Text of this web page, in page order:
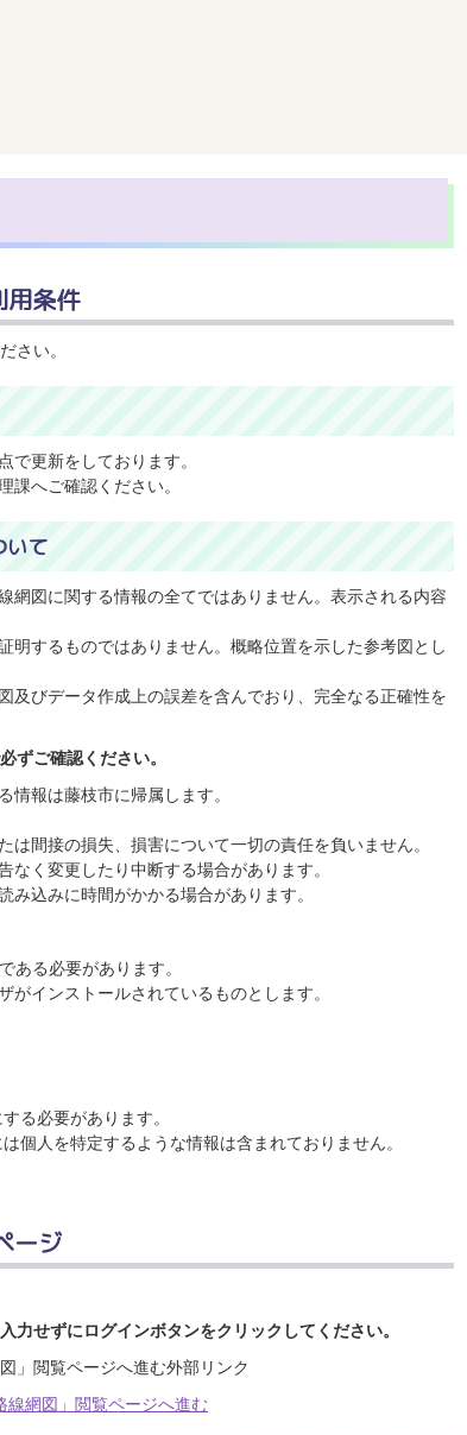
用条件
さい。
で更新をしております。
課へご確認ください。
いて
網図に関する情報の全てではありません。表示される内容
明するものではありません。概略位置を示した参考図とし
及びデータ作成上の誤差を含んでおり、完全なる正確性を
ずご確認ください。
情報は藤枝市に帰属します。
間接の損失、損害について一切の責任を負いません。
く変更したり中断する場合があります。
込みに時間がかかる場合があります。
る必要があります。
インストールされているものとします。
る必要があります。
個人を特定するような情報は含まれておりません。
ージ
力せずにログインボタンをクリックしてください。
」閲覧ページへ進む外部リンク
網図」閲覧ページへ進む